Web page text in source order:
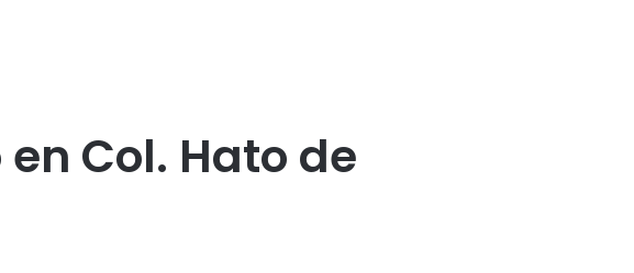
Col. Hato de